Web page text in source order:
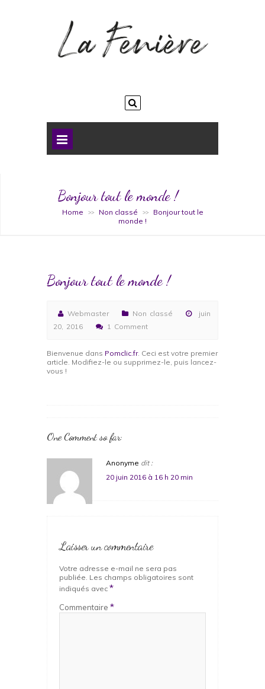
Bonjour tout le monde !
Home >> Non classé >>
Bonjour tout le
monde !
Bonjour tout le monde !
Webmaster Non classé
juin
20, 2016
1 Comment
Bienvenue dans Pomclic.fr. Ceci est votre premier
article. Modifiez-le ou supprimez-le, puis lancez-
vous !
One Comment so far:
Anonyme dit :
20 juin 2016 à 16 h 20 min
Laisser un commentaire
Votre adresse e-mail ne sera pas
publiée. Les champs obligatoires sont
indiqués avec *
Commentaire *